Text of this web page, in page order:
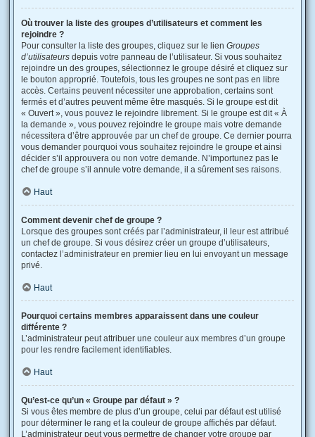
Où trouver la liste des groupes d’utilisateurs et comment les
rejoindre ?
Pour consulter la liste des groupes, cliquez sur le lien Groupes
d’utilisateurs depuis votre panneau de l’utilisateur. Si vous souhaitez
rejoindre un des groupes, sélectionnez le groupe désiré et cliquez sur
le bouton approprié. Toutefois, tous les groupes ne sont pas en libre
accès. Certains peuvent nécessiter une approbation, certains sont
fermés et d’autres peuvent même être masqués. Si le groupe est dit
« Ouvert », vous pouvez le rejoindre librement. Si le groupe est dit « À
la demande », vous pouvez rejoindre le groupe mais votre demande
nécessitera d’être approuvée par un chef de groupe. Ce dernier pourra
vous demander pourquoi vous souhaitez rejoindre le groupe et ainsi
décider s’il approuvera ou non votre demande. N’importunez pas le
chef de groupe s’il annule votre demande, il a sûrement ses raisons.
Haut
Comment devenir chef de groupe ?
Lorsque des groupes sont créés par l’administrateur, il leur est attribué
un chef de groupe. Si vous désirez créer un groupe d’utilisateurs,
contactez l’administrateur en premier lieu en lui envoyant un message
privé.
Haut
Pourquoi certains membres apparaissent dans une couleur
différente ?
L’administrateur peut attribuer une couleur aux membres d’un groupe
pour les rendre facilement identifiables.
Haut
Qu’est-ce qu’un « Groupe par défaut » ?
Si vous êtes membre de plus d’un groupe, celui par défaut est utilisé
pour déterminer le rang et la couleur de groupe affichés par défaut.
L’administrateur peut vous permettre de changer votre groupe par